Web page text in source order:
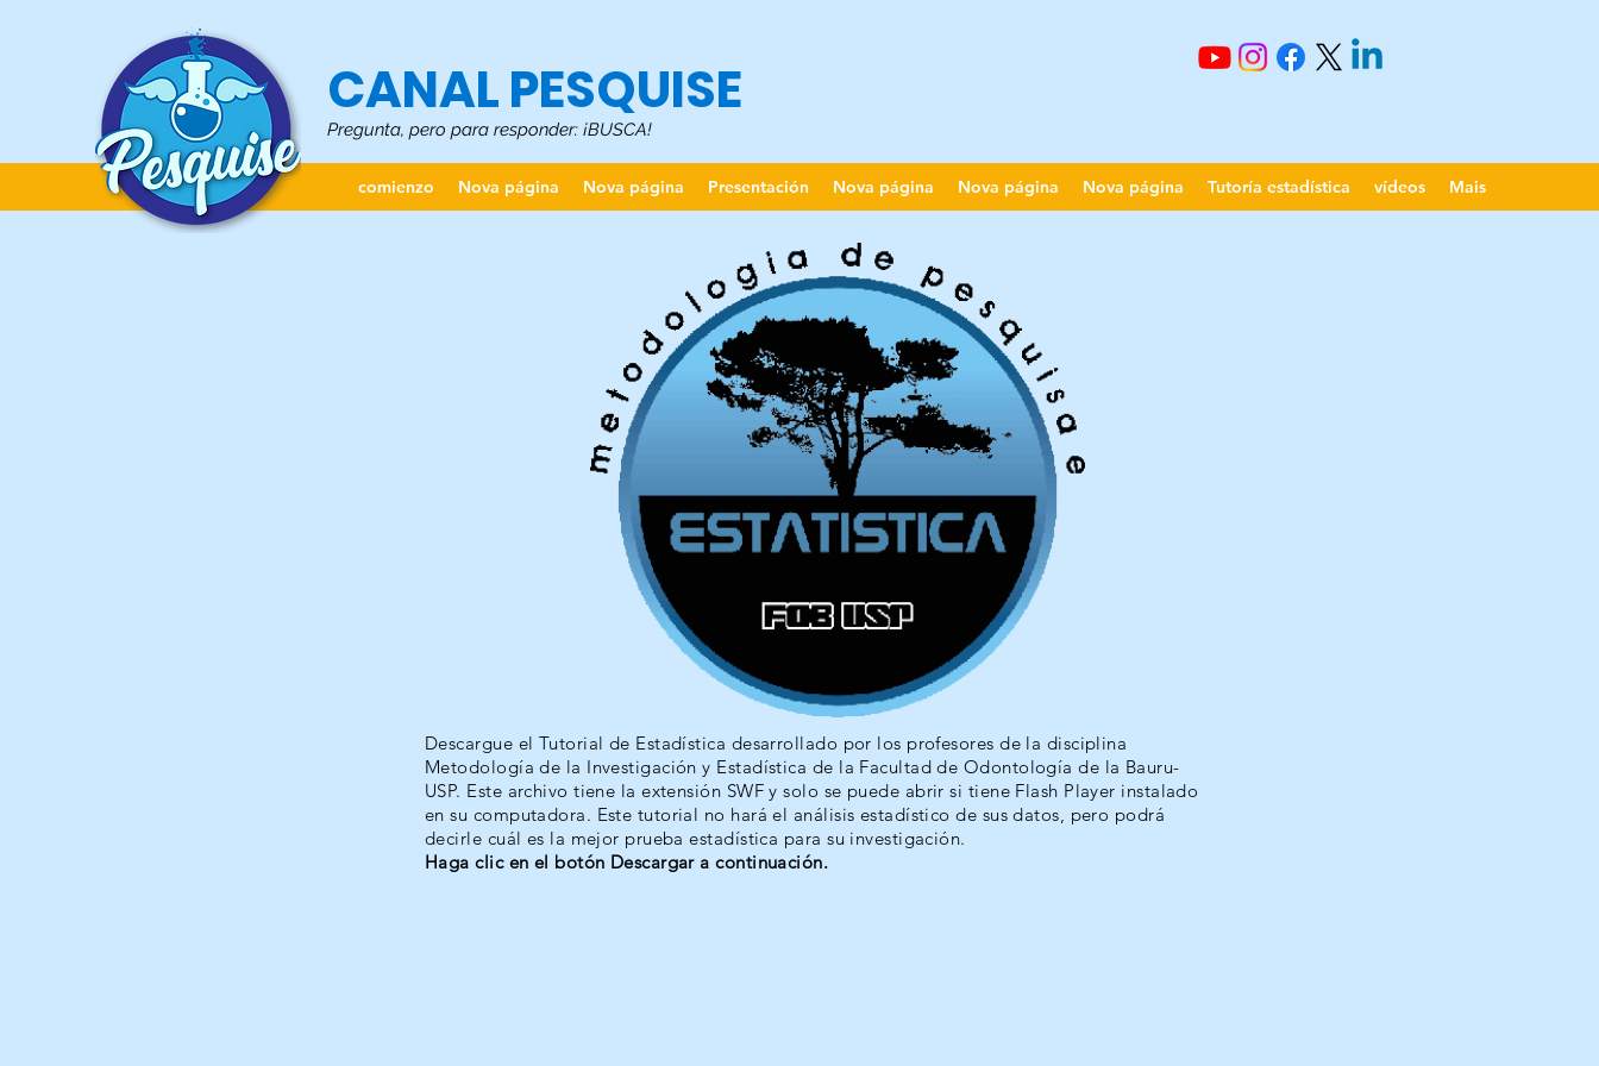
CANAL PESQUISE
Pregunta, pero para responder: ¡BUSCA!
comienzo Nova página Nova página Presentación Nova página Nova página Nova página Tutoría estadística vídeos Mais
Descargue el Tutorial de Estadística desarrollado por los profesores de la disciplina
Metodología de la Investigación y Estadística de la Facultad de Odontología de la Bauru-
USP. Este archivo tiene la extensión SWF y solo se puede abrir si tiene Flash Player instalado
en su computadora. Este tutorial no hará el análisis estadístico de sus datos, pero podrá
decirle cuál es la mejor prueba estadística para su investigación.
Haga clic en el botón Descargar a continuación.